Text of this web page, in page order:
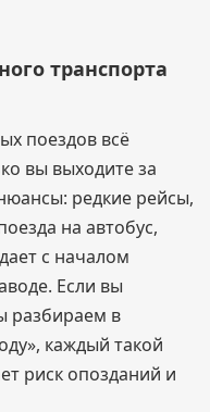
транспорта
поездов всё
вы выходите за
редкие рейсы,
на автобус,
с началом
Если вы
разбираем в
каждый такой
риск опозданий и